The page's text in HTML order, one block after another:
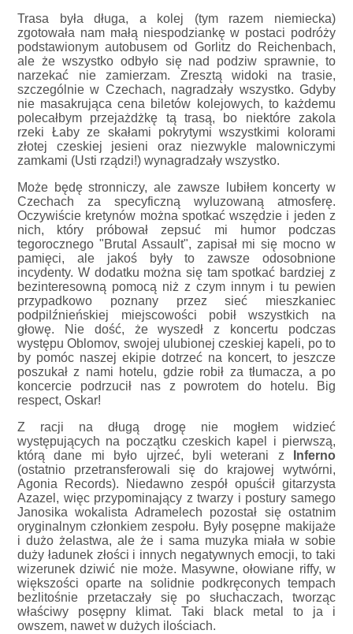
Trasa była długa, a kolej (tym razem niemiecka)
zgotowała nam małą niespodziankę w postaci podróży
podstawionym autobusem od Gorlitz do Reichenbach,
ale że wszystko odbyło się nad podziw sprawnie, to
narzekać nie zamierzam. Zresztą widoki na trasie,
szczególnie w Czechach, nagradzały wszystko. Gdyby
nie masakrująca cena biletów kolejowych, to każdemu
polecałbym przejażdżkę tą trasą, bo niektóre zakola
rzeki Łaby ze skałami pokrytymi wszystkimi kolorami
złotej czeskiej jesieni oraz niezwykle malowniczymi
zamkami (Usti rządzi!) wynagradzały wszystko.
Może będę stronniczy, ale zawsze lubiłem koncerty w
Czechach za specyficzną wyluzowaną atmosferę.
Oczywiście kretynów można spotkać wszędzie i jeden z
nich, który próbował zepsuć mi humor podczas
tegorocznego "Brutal Assault", zapisał mi się mocno w
pamięci, ale jakoś były to zawsze odosobnione
incydenty. W dodatku można się tam spotkać bardziej z
bezinteresowną pomocą niż z czym innym i tu pewien
przypadkowo poznany przez sieć mieszkaniec
podpilźnieńskiej miejscowości pobił wszystkich na
głowę. Nie dość, że wyszedł z koncertu podczas
występu Oblomov, swojej ulubionej czeskiej kapeli, po to
by pomóc naszej ekipie dotrzeć na koncert, to jeszcze
poszukał z nami hotelu, gdzie robił za tłumacza, a po
koncercie podrzucił nas z powrotem do hotelu. Big
respect, Oskar!
Z racji na długą drogę nie mogłem widzieć
występujących na początku czeskich kapel i pierwszą,
którą dane mi było ujrzeć, byli weterani z
Inferno
(ostatnio przetransferowali się do krajowej wytwórni,
Agonia Records). Niedawno zespół opuścił gitarzysta
Azazel, więc przypominający z twarzy i postury samego
Janosika wokalista Adramelech pozostał się ostatnim
oryginalnym członkiem zespołu. Były posępne makijaże
i dużo żelastwa, ale że i sama muzyka miała w sobie
duży ładunek złości i innych negatywnych emocji, to taki
wizerunek dziwić nie może. Masywne, ołowiane riffy, w
większości oparte na solidnie podkręconych tempach
bezlitośnie przetaczały się po słuchaczach, tworząc
właściwy posępny klimat. Taki black metal to ja i
owszem, nawet w dużych ilościach.